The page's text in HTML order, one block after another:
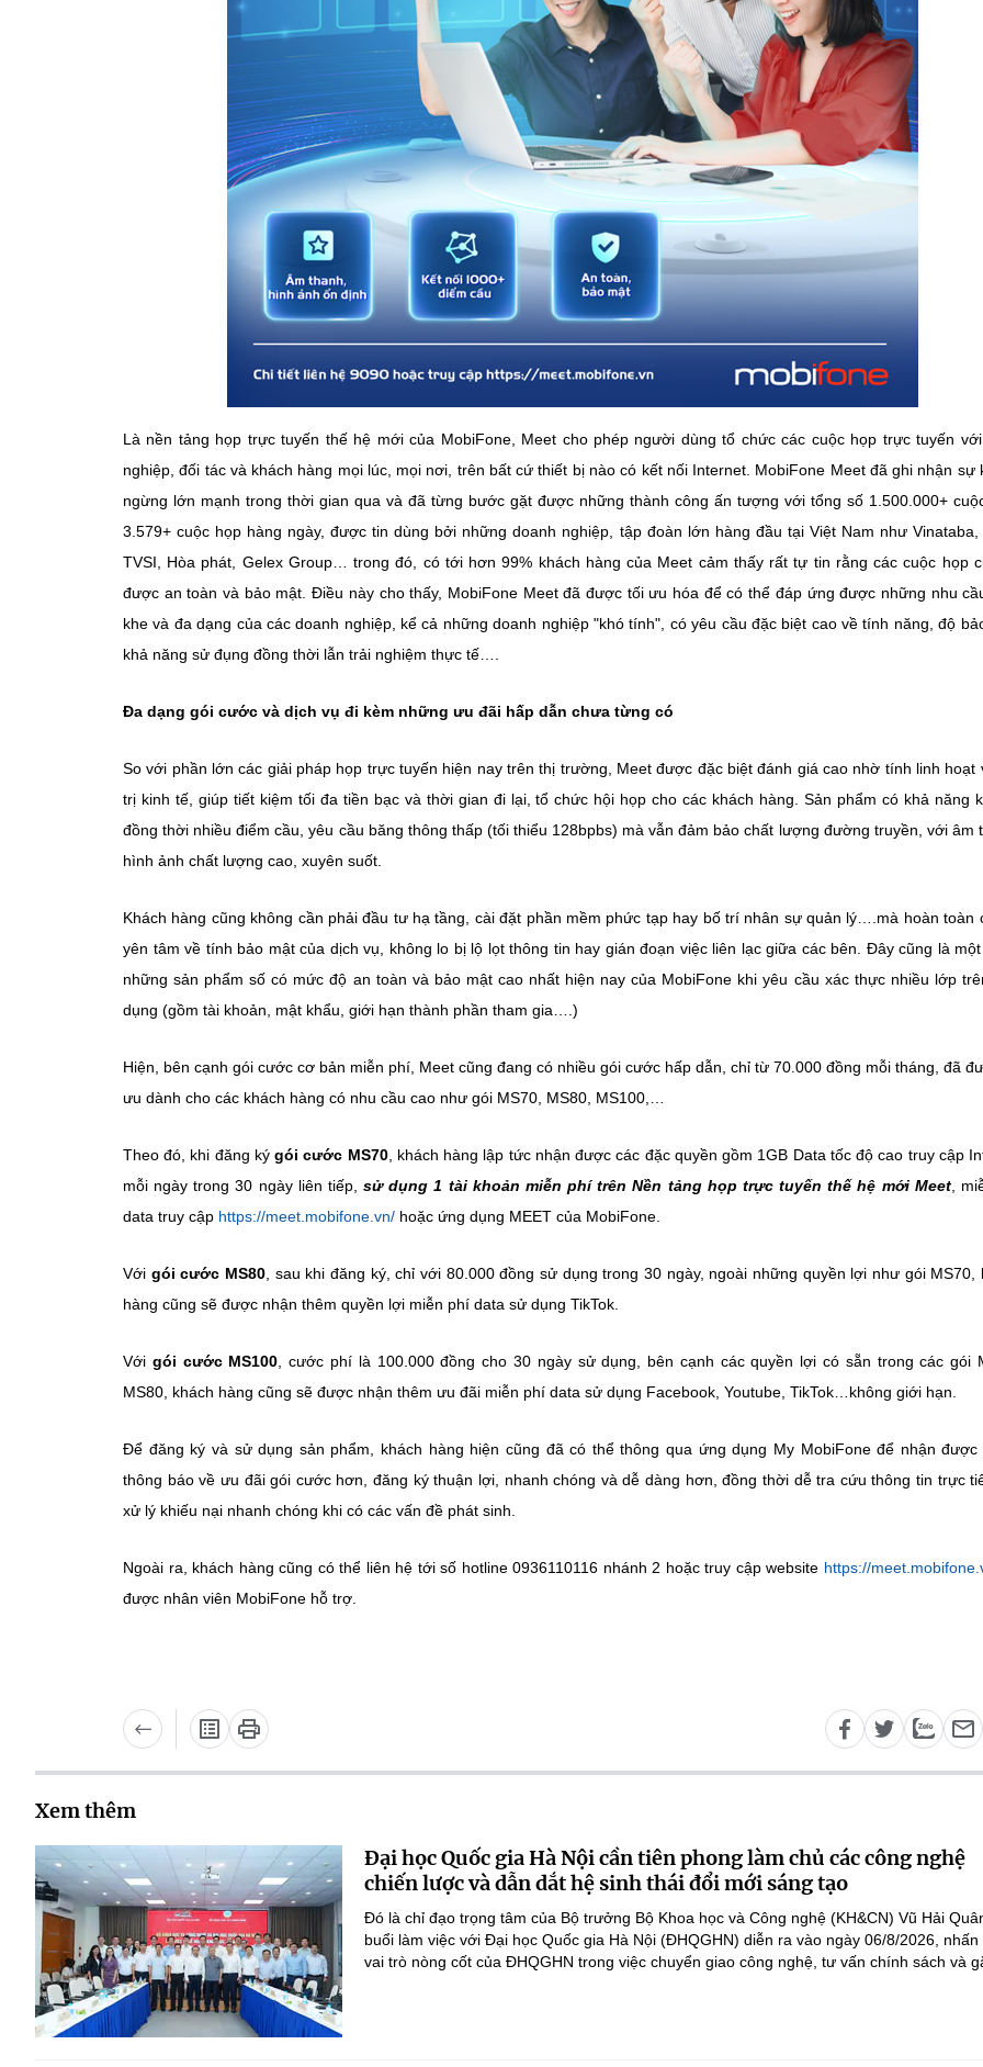
Là nền tảng họp trực tuyến thế hệ mới của MobiFone, Meet cho phép người dùng tổ chức các cuộc họp trực tuyến
nghiệp, đối tác và khách hàng mọi lúc, mọi nơi, trên bất cứ thiết bị nào có kết nối Internet. MobiFone Meet đã ghi nhận sự
ngừng lớn mạnh trong thời gian qua và đã từng bước gặt được những thành công ấn tượng với tổng số 1.500.000+
3.579+ cuộc họp hàng ngày, được tin dùng bởi những doanh nghiệp, tập đoàn lớn hàng đầu tại Việt Nam như Vinataba,
TVSI, Hòa phát, Gelex Group… trong đó, có tới hơn 99% khách hàng của Meet cảm thấy rất tự tin rằng các cuộc họp
được an toàn và bảo mật. Điều này cho thấy, MobiFone Meet đã được tối ưu hóa để có thể đáp ứng được những nhu
khe và đa dạng của các doanh nghiệp, kể cả những doanh nghiệp "khó tính", có yêu cầu đặc biệt cao về tính năng, độ
khả năng sử đụng đồng thời lẫn trải nghiệm thực tế….
Đa dạng gói cước và dịch vụ đi kèm những ưu đãi hấp dẫn chưa từng có
So với phần lớn các giải pháp họp trực tuyến hiện nay trên thị trường, Meet được đặc biệt đánh giá cao nhờ tính linh hoạt
trị kinh tế, giúp tiết kiệm tối đa tiền bạc và thời gian đi lại, tổ chức hội họp cho các khách hàng. Sản phẩm có khả năng
đồng thời nhiều điểm cầu, yêu cầu băng thông thấp (tối thiểu 128bpbs) mà vẫn đảm bảo chất lượng đường truyền, với âm
hình ảnh chất lượng cao, xuyên suốt.
Khách hàng cũng không cần phải đầu tư hạ tầng, cài đặt phần mềm phức tạp hay bố trí nhân sự quản lý….mà hoàn toàn
yên tâm về tính bảo mật của dịch vụ, không lo bị lộ lọt thông tin hay gián đoạn việc liên lạc giữa các bên. Đây cũng là
những sản phẩm số có mức độ an toàn và bảo mật cao nhất hiện nay của MobiFone khi yêu cầu xác thực nhiều lớp
dụng (gồm tài khoản, mật khẩu, giới hạn thành phần tham gia….)
Hiện, bên cạnh gói cước cơ bản miễn phí, Meet cũng đang có nhiều gói cước hấp dẫn, chỉ từ 70.000 đồng mỗi tháng, đã
ưu dành cho các khách hàng có nhu cầu cao như gói MS70, MS80, MS100,…
Theo đó, khi đăng kýgói cước MS70, khách hàng lập tức nhận được các đặc quyền gồm 1GB Data tốc độ cao truy cập
mỗi ngày trong 30 ngày liên tiếp,sử dụng 1 tài khoản miễn phí trên Nền tảng họp trực tuyến thế hệ mới Meet,
data truy cập https://meet.mobifone.vn/ hoặc ứng dụng MEET của MobiFone.
Với gói cước MS80 , sau khi đăng ký, chỉ với 80.000 đồng sử dụng trong 30 ngày, ngoài những quyền lợi như gói MS70,
hàng cũng sẽ được nhận thêm quyền lợi miễn phí data sử dụng TikTok.
Với gói cước MS100 , cước phí là 100.000 đồng cho 30 ngày sử dụng, bên cạnh các quyền lợi có sẵn trong các gói
MS80, khách hàng cũng sẽ được nhận thêm ưu đãi miễn phí data sử dụng Facebook, Youtube, TikTok…không giới hạn.
Để đăng ký và sử dụng sản phẩm, khách hàng hiện cũng đã có thể thông qua ứng dụng My MobiFone để nhận được
thông báo về ưu đãi gói cước hơn, đăng ký thuận lợi, nhanh chóng và dễ dàng hơn, đồng thời dễ tra cứu thông tin trực
xử lý khiếu nại nhanh chóng khi có các vấn đề phát sinh.
Ngoài ra, khách hàng cũng có thể liên hệ tới số hotline 0936110116 nhánh 2 hoặc truy cập website https://
được nhân viên MobiFone hỗ trợ.
Xem thêm
Đại học Quốc gia Hà Nội cần tiên phong làm chủ các công nghệ
chiến lược và dẫn dắt hệ sinh thái đổi mới sáng tạo
Đó là chỉ đạo trọng tâm của Bộ trưởng Bộ Khoa học và Công nghệ (KH&CN) Vũ Hải
buổi làm việc với Đại học Quốc gia Hà Nội (ĐHQGHN) diễn ra vào ngày 06/8/2026, nhấn
vai trò nòng cốt của ĐHQGHN trong việc chuyển giao công nghệ, tư vấn chính sách và